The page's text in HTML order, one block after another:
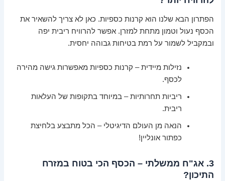
הפתרון הבא שלנו הוא קרנות כספיות. כאן לא צריך להשאיר את
הכסף נעול וטמון מתחת למזרן. אפשר להרוויח ריבית יפה
ובמקביל לשמור על רמת בטיחות גבוהה יחסית.
נזילות מיידית – קרנות כספיות מאפשרות גישה מהירה
לכסף.
ריביות תחרותיות – במיוחד בתקופות של העלאות
ריבית.
הנאה מן העולם הדיגיטלי – הכל מתבצע בלחיצת
כפתור אונליין!
3. אג"ח ממשלתי – הכסף הכי בטוח במזרח
התיכון?